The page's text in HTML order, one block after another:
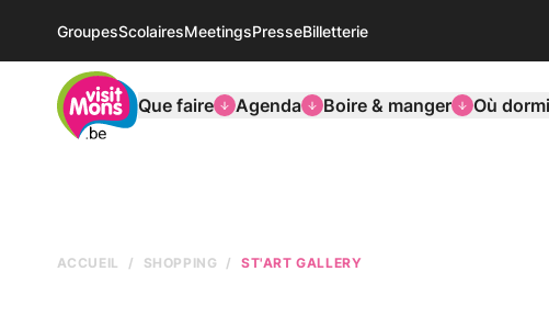
GroupesScolairesMeetingsPresseBilletterie
VisitMons Logo
Que faire
Agenda Boire & manger Où
ACCUEIL SHOPPING ST'ART GALLERY